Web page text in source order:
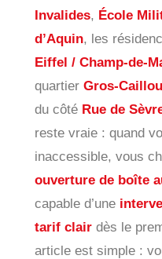
Invalides, École
d’Aquin, les
Eiffel / Champ-de-
quartier Gros-Caillou
du côté Rue de
reste vraie : quand
inaccessible, vous
ouverture de boîte
capable d’une
tarif clairdès le
article est simple :